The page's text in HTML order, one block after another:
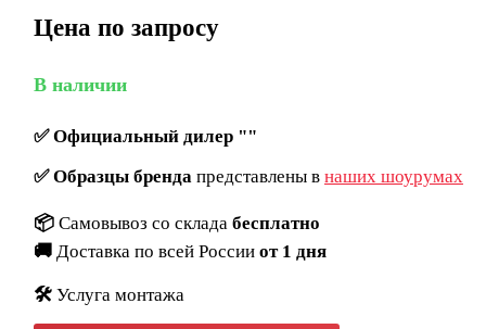
Цена по запросу
В наличии
✅Официальный дилер ""
✅Образцы брендапредставлены в наших шоурумах
📦 Самовывоз со склада бесплатно
🚚 Доставка по всей России от 1 дня
🛠️ Услуга монтажа